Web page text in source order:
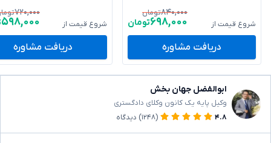
شروع قیمت از
۸۴۰,۰۰۰تومان
۶۹۸,۰۰۰تومان
دریافت مشاوره
شروع قیمت از
۷۲۰,۰۰۰
۵۹۸,۰۰۰
دریافت مشاوره
ابوالفضل جهان بخش
وکیل پایه یک کانون وکلای دادگستری
۴.۸
(۱۲۴۸) دیدگاه